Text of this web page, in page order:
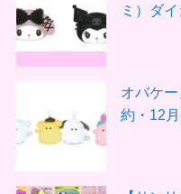
ミ）ダ
オバケ
約・12月